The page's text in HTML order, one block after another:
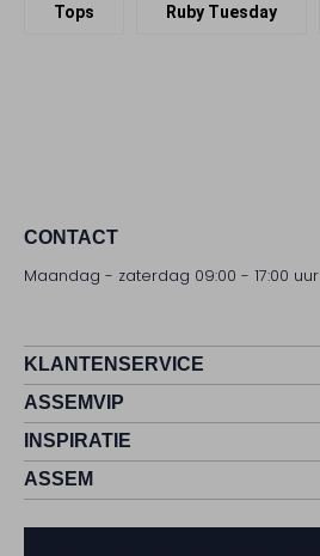
Tops Ruby Tuesday
CONTACT
Maandag - zaterdag 09:00 - 17:00 uur
KLANTENSERVICE
ASSEMVIP
INSPIRATIE
ASSEM